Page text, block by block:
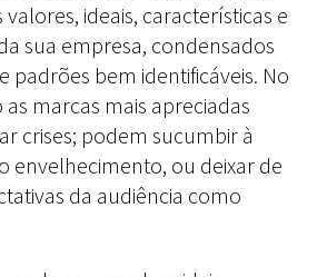
ideais, características e
sua empresa, condensados
padrões bem identificáveis. No
marcas mais apreciadas
crises; podem sucumbir à
envelhecimento, ou deixar de
da audiência como